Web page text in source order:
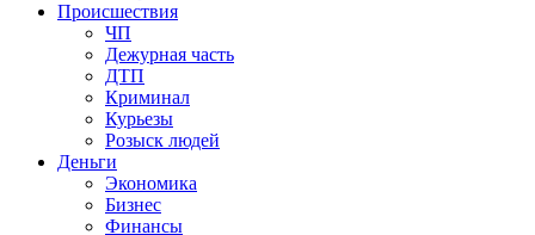
Происшествия
ЧП
Дежурная часть
ДТП
Криминал
Курьезы
Розыск людей
Деньги
Экономика
Бизнес
Финансы